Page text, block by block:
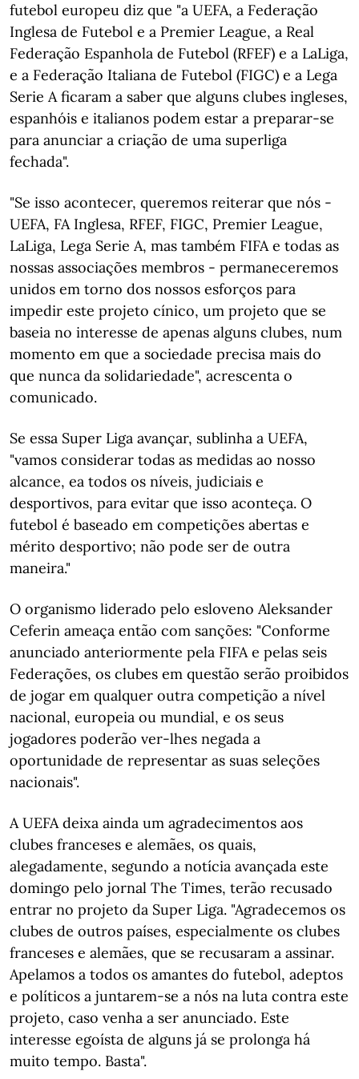
futebol europeu diz que "a UEFA, a Federação
Inglesa de Futebol e a Premier League, a Real
Federação Espanhola de Futebol (RFEF) e a LaLiga,
e a Federação Italiana de Futebol (FIGC) e a Lega
Serie A ficaram a saber que alguns clubes ingleses,
espanhóis e italianos podem estar a preparar-se
para anunciar a criação de uma superliga
fechada".
"Se isso acontecer, queremos reiterar que nós -
UEFA, FA Inglesa, RFEF, FIGC, Premier League,
LaLiga, Lega Serie A, mas também FIFA e todas as
nossas associações membros - permaneceremos
unidos em torno dos nossos esforços para
impedir este projeto cínico, um projeto que se
baseia no interesse de apenas alguns clubes, num
momento em que a sociedade precisa mais do
que nunca da solidariedade", acrescenta o
comunicado.
Se essa Super Liga avançar, sublinha a UEFA,
"vamos considerar todas as medidas ao nosso
alcance, ea todos os níveis, judiciais e
desportivos, para evitar que isso aconteça. O
futebol é baseado em competições abertas e
mérito desportivo; não pode ser de outra
maneira."
O organismo liderado pelo esloveno Aleksander
Ceferin ameaça então com sanções: "Conforme
anunciado anteriormente pela FIFA e pelas seis
Federações, os clubes em questão serão proibidos
de jogar em qualquer outra competição a nível
nacional, europeia ou mundial, e os seus
jogadores poderão ver-lhes negada a
oportunidade de representar as suas seleções
nacionais".
A UEFA deixa ainda um agradecimentos aos
clubes franceses e alemães, os quais,
alegadamente, segundo a notícia avançada este
domingo pelo jornal The Times, terão recusado
entrar no projeto da Super Liga. "Agradecemos os
clubes de outros países, especialmente os clubes
franceses e alemães, que se recusaram a assinar.
Apelamos a todos os amantes do futebol, adeptos
e políticos a juntarem-se a nós na luta contra este
projeto, caso venha a ser anunciado. Este
interesse egoísta de alguns já se prolonga há
muito tempo. Basta".